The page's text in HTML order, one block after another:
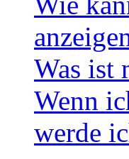
Was ist
Wenn
werde